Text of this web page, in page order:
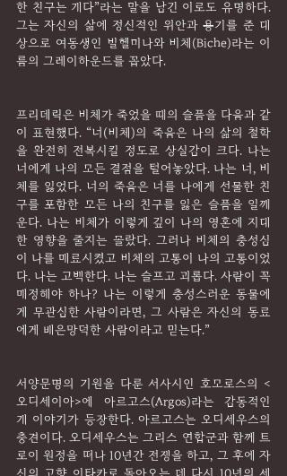
한 친구는 개다”라는 말을 남긴 이로도 유명하다.
그는 자신의 삶에 정신적인 위안과 용기를 준 대
상으로 여동생인 빌헬미나와 비체(Biche)라는 이
름의 그레이하운드를 꼽았다.
프리데릭은 비체가 죽었을 때의 슬픔을 다음과 같
이 표현했다. “너(비체)의 죽음은 나의 삶의 철학
을 완전히 전복시킬 정도로 상실감이 크다. 나는
너에게 나의 모든 결점을 털어놓았다. 나는 너, 비
체를 잃었다. 너의 죽음은 너를 나에게 선물한 친
구를 포함한 모든 나의 친구를 잃은 슬픔을 일깨
운다. 나는 비체가 이렇게 깊이 나의 영혼에 지대
한 영향을 줄지는 몰랐다. 그러나 비체의 충성심
이 나를 매료시켰고 비체의 고통이 나의 고통이었
다. 나는 고백한다. 나는 슬프고 괴롭다. 사람이 꼭
매정해야 하나? 나는 이렇게 충성스러운 동물에
게 무관심한 사람이라면, 그 사람은 자신의 동료
에게 배은망덕한 사람이라고 믿는다.”
서양문명의 기원을 다룬 서사시인 호모로스의 <
오디세이아>에 아르고스(Argos)라는 감동적인
개 이야기가 등장한다. 아르고스는 오디세우스의
충견이다. 오디세우스는 그리스 연합군과 함께 트
로이 원정을 떠나 10년간 전쟁을 하고, 그 후에 자
신의 고향 이타카로 돌아오는 데 다시 10년의 세